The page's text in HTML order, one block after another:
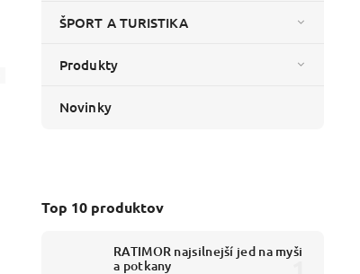
ŠPORT A TURISTIKA
Produkty
Novinky
Top 10 produktov
RATIMOR najsilnejší jed na myši
a potkany